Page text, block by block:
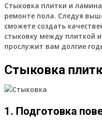
Стыковка плитки и
ремонте пола. Следуя
сможете создать
стыковку между плиткой
прослужит вам долгие
Стыковка
1. Подготовка